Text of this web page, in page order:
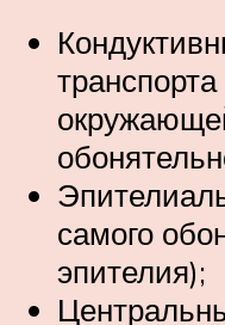
самого
эпителия);